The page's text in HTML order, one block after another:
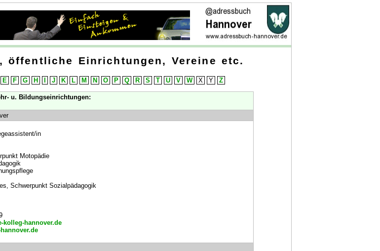
öffentliche Einrichtungen, Vereine etc.
E F G H J K L M N O P Q R S T U V W X Y Z
u. Bildungseinrichtungen:
in
Motopädie
Schwerpunkt Sozialpädagogik
kolleg-hannover.de